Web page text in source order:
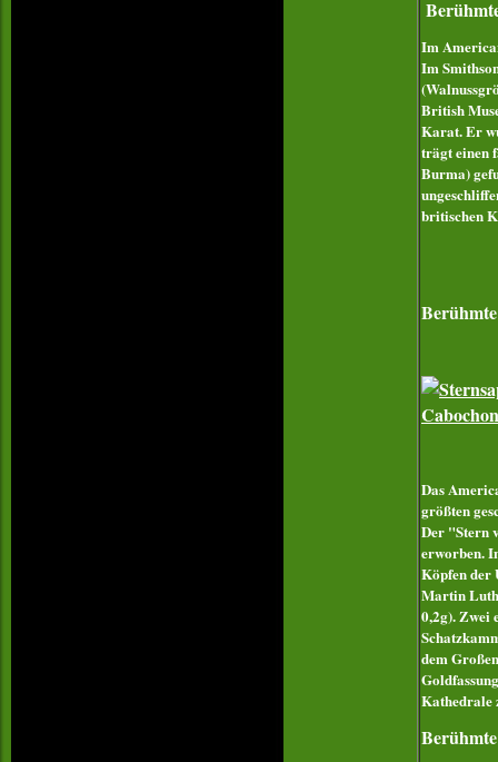
Im
Im
British
Karat. Er
trägt einen
Burma)
britischen
Das
größten
Der "Stern
erworben.
Köpfen der
Martin
0,2g). Zwei
dem
Kathedrale